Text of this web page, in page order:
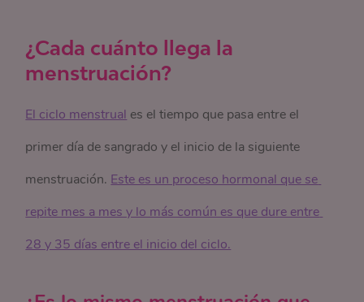
¿Cada cuánto llega la
menstruación?
El ciclo menstrual es el tiempo que pasa entre el
primer día de sangrado y el inicio de la siguiente
menstruación. Este es un proceso hormonal que se
repite mes a mes y lo más común es que dure entre
28 y 35 días entre el inicio del ciclo.